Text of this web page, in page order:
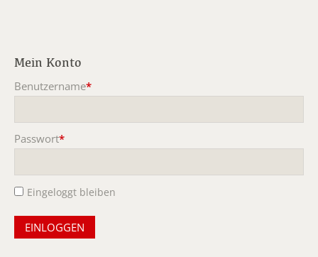
Mein Konto
Benutzername*
Passwort*
Eingeloggt bleiben